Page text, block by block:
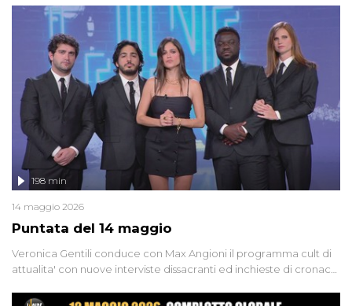
'90 e il 2000 che, inquietantemente, potrebbe essere ancora in
libertà. Lo speciale affronta inoltre le zone d'ombra sul Mostro di
Firenze, le cui responsabilità appaiono ancora oggi avvolte in un
groviglio di dubbi mai chiariti. Nel corso dello speciale anche
l'intervista inedita a Olindo Romano, realizzata ne...
Puntata del 14 maggio
198 min
14 maggio 2026
Veronica Gentili conduce con Max Angioni il programma cult di
attualita' con nuove interviste dissacranti ed inchieste di cronaca